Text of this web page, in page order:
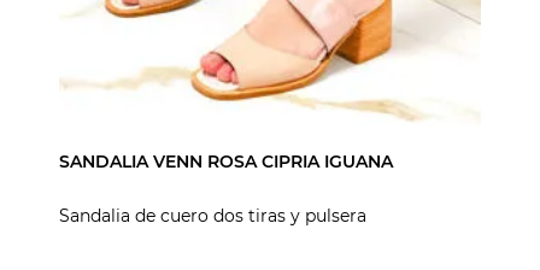
SANDALIA VENN ROSA CIPRIA IGUANA
Sandalia de cuero dos tiras y pulsera